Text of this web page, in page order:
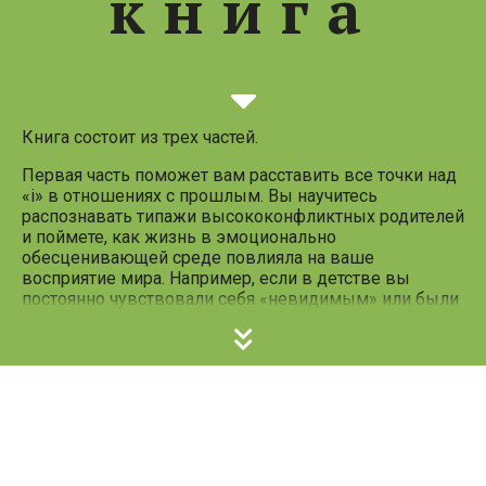
Следующий
слайд
Книга состоит из трех частей.
Первая часть поможет вам расставить все точки над
«i» в отношениях с прошлым. Вы научитесь
распознавать типажи высококонфликтных родителей
и поймете, как жизнь в эмоционально
обесценивающей среде повлияла на ваше
восприятие мира. Например, если в детстве вы
постоянно чувствовали себя «невидимым» или были
звука поворота ключа в двери, то эта книга написана
специально для вас. Возможно, сегодня вы ловите